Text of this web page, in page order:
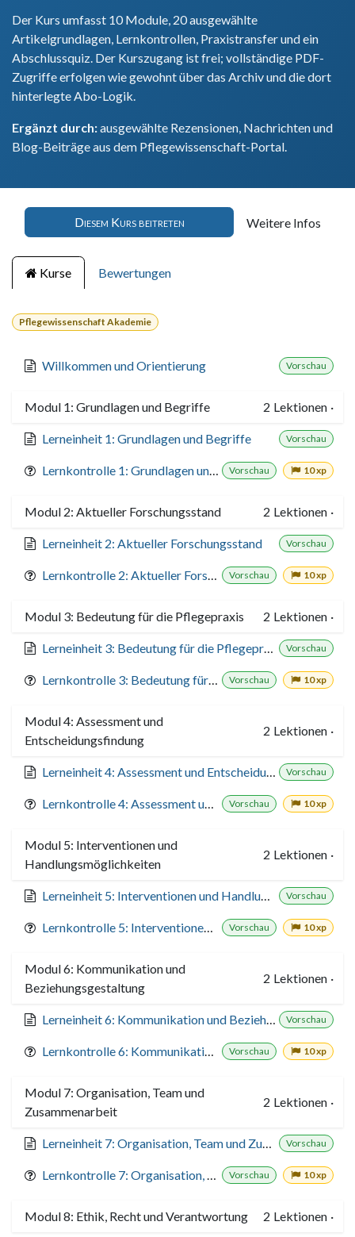
Der Kurs umfasst 10 Module, 20 ausgewählte
Artikelgrundlagen, Lernkontrollen, Praxistransfer und ein
Abschlussquiz. Der Kurszugang ist frei; vollständige PDF-
Zugriffe erfolgen wie gewohnt über das Archiv und die dort
hinterlegte Abo-Logik.
Ergänzt durch:ausgewählte Rezensionen, Nachrichten und
Blog-Beiträge aus dem Pflegewissenschaft-Portal.
Diesem Kurs beitreten Weitere Infos
Kurse Bewertungen
Pflegewissenschaft Akademie
Willkommen und Orientierung Vorschau
Modul 1: Grundlagen und Begriffe 2 Lektionen ·
Lerneinheit 1: Grundlagen und Begriffe Vorschau
Lernkontrolle 1: Grundlagen und Begriffe Vorschau 10 xp
Modul 2: Aktueller Forschungsstand 2 Lektionen ·
Lerneinheit 2: Aktueller Forschungsstand Vorschau
Lernkontrolle 2: Aktueller Forschungsstand Vorschau 10 xp
Modul 3: Bedeutung für die Pflegepraxis 2 Lektionen ·
Lerneinheit 3: Bedeutung für die Pflegepraxis Vorschau
Lernkontrolle 3: Bedeutung für die Pflegepraxis Vorschau 10 xp
Modul 4: Assessment und
Entscheidungsfindung
2 Lektionen ·
Lerneinheit 4: Assessment und Entscheidungsfindung Vorschau
Lernkontrolle 4: Assessment und Entscheidungsfindung Vorschau 10 xp
Modul 5: Interventionen und
Handlungsmöglichkeiten
2 Lektionen ·
Lerneinheit 5: Interventionen und Handlungsmöglichkeiten Vorschau
Lernkontrolle 5: Interventionen und Handlungsmöglichkeiten Vorschau 10 xp
Modul 6: Kommunikation und
Beziehungsgestaltung
2 Lektionen ·
Lerneinheit 6: Kommunikation und Beziehungsgestaltung Vorschau
Lernkontrolle 6: Kommunikation und Beziehungsgestaltung Vorschau 10 xp
Modul 7: Organisation, Team und
Zusammenarbeit
2 Lektionen ·
Lerneinheit 7: Organisation, Team und Zusammenarbeit Vorschau
Lernkontrolle 7: Organisation, Team und Zusammenarbeit Vorschau 10 xp
Modul 8: Ethik, Recht und Verantwortung 2 Lektionen ·